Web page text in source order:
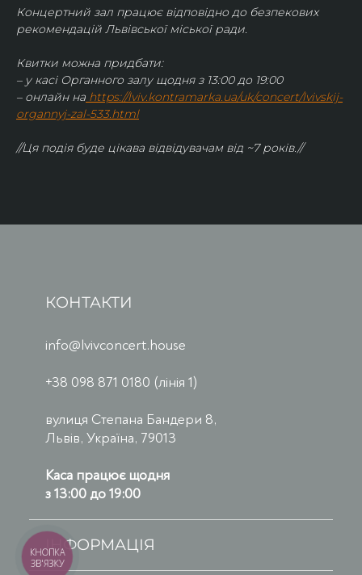
Концертний зал працює відповідно до безпекових
рекомендацій Львівської міської ради.
Квитки можна придбати:
– у касі Органного залу щодня з 13:00 до 19:00
– онлайн на https://lviv.kontramarka.ua/uk/concert/lvivskij-
organnyj-zal-533.html
//Ця подія буде цікава відвідувачам від ~7 років.//
КОНТАКТИ
info@lvivconcert.house
+38 098 871 0180 (лінія 1)
вулиця Степана Бандери 8,
Львів, Україна, 79013
Каса працює щодня
з 13:00 до 19:00
ІНФОРМАЦІЯ
КНОПКА
ЗВ'ЯЗКУ